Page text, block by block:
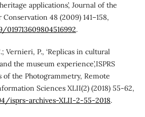
applications’, Journal of the
48 (2009) 141–158,
.
Vernieri, P., ‘Replicas in cultural
the museum experience’,ISPRS
the Photogrammetry, Remote
Sciences XLII(2) (2018) 55-62,
isprs-archives-XLII-2-55-2018.